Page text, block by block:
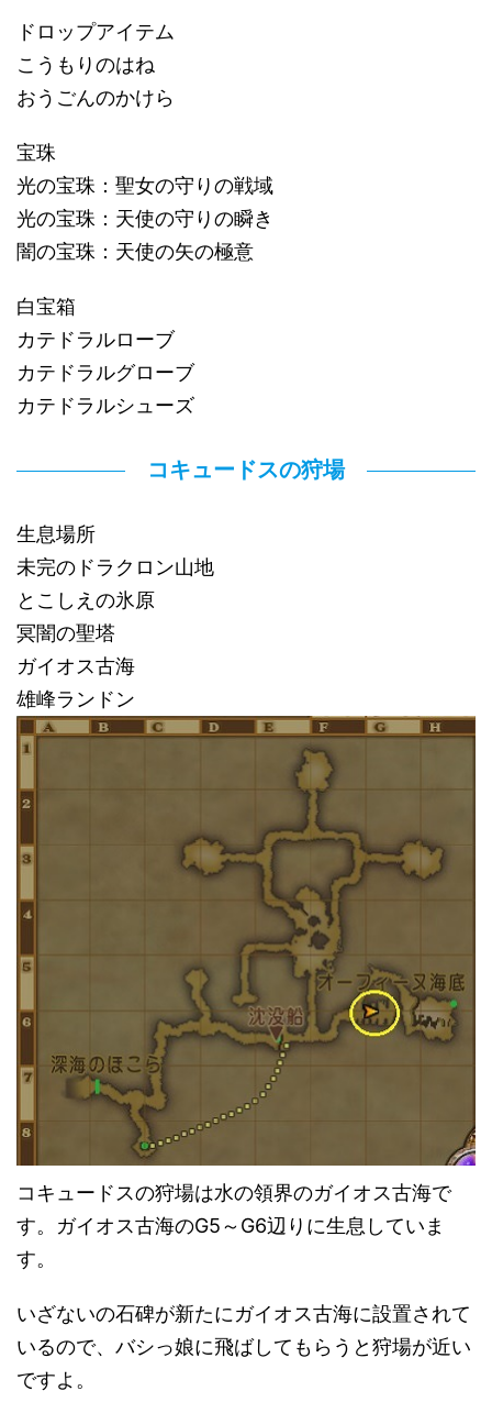
ドロップアイテム
こうもりのはね
おうごんのかけら
宝珠
光の宝珠：聖女の守りの戦域
光の宝珠：天使の守りの瞬き
闇の宝珠：天使の矢の極意
白宝箱
カテドラルローブ
カテドラルグローブ
カテドラルシューズ
コキュードスの狩場
生息場所
未完のドラクロン山地
とこしえの氷原
冥闇の聖塔
ガイオス古海
雄峰ランドン
コキュードスの狩場は水の領界のガイオス古海で
す。ガイオス古海のG5～G6辺りに生息していま
す。
いざないの石碑が新たにガイオス古海に設置されて
いるので、バシっ娘に飛ばしてもらうと狩場が近い
ですよ。